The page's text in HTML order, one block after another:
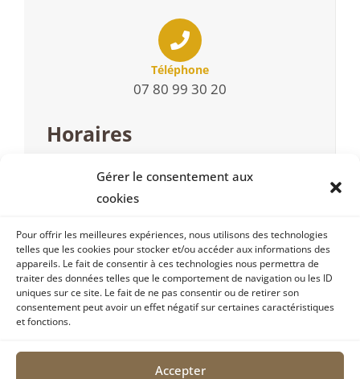
Gérer le consentement aux
cookies
Pour offrir les meilleures expériences, nous utilisons des technologies
telles que les cookies pour stocker et/ou accéder aux informations des
appareils. Le fait de consentir à ces technologies nous permettra de
traiter des données telles que le comportement de navigation ou les ID
uniques sur ce site. Le fait de ne pas consentir ou de retirer son
consentement peut avoir un effet négatif sur certaines caractéristiques
et fonctions.
Accepter
Téléphone
07 80 99 30 20
Horaires
de 10h à 18h30
en téléconsultation
En savoir plus